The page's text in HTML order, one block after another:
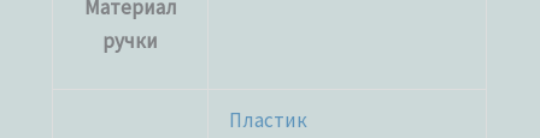
Материал
ручки
Пластик